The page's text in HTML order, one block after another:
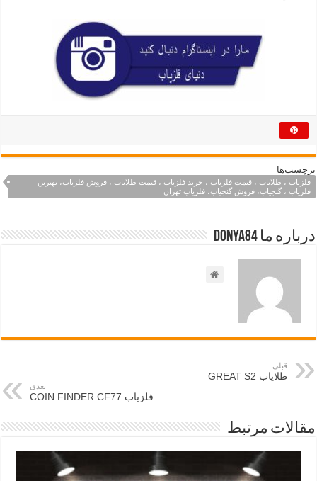
برچسب‌ها
فلزیاب ، طلایاب ، قیمت فلزیاب ، خرید فلزیاب ، قیمت طلایاب ، فروش فلزیاب، بهترین
فلزیاب ، گنجیاب، فروش گنجیاب، فلزیاب تهران
درباره ما Donya84
قبلی
طلایاب GREAT S2
بعدی
فلزیاب COIN FINDER CF77
مقالات مرتبط